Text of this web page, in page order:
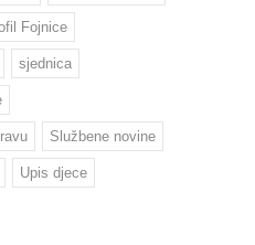
Fojnice
sjednica
Službene novine
Upis djece